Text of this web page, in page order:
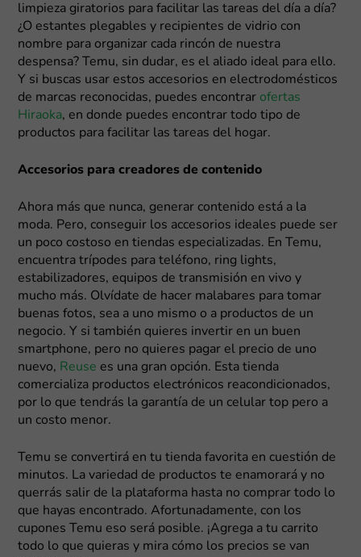
limpieza giratorios para facilitar las tareas del día a día?
¿O estantes plegables y recipientes de vidrio con
nombre para organizar cada rincón de nuestra
despensa? Temu, sin dudar, es el aliado ideal para ello.
Y si buscas usar estos accesorios en electrodomésticos
de marcas reconocidas, puedes encontrar ofertas
Hiraoka, en donde puedes encontrar todo tipo de
productos para facilitar las tareas del hogar.
Accesorios para creadores de contenido
Ahora más que nunca, generar contenido está a la
moda. Pero, conseguir los accesorios ideales puede ser
un poco costoso en tiendas especializadas. En Temu,
encuentra trípodes para teléfono, ring lights,
estabilizadores, equipos de transmisión en vivo y
mucho más. Olvídate de hacer malabares para tomar
buenas fotos, sea a uno mismo o a productos de un
negocio. Y si también quieres invertir en un buen
smartphone, pero no quieres pagar el precio de uno
nuevo, Reuse es una gran opción. Esta tienda
comercializa productos electrónicos reacondicionados,
por lo que tendrás la garantía de un celular top pero a
un costo menor.
Temu se convertirá en tu tienda favorita en cuestión de
minutos. La variedad de productos te enamorará y no
querrás salir de la plataforma hasta no comprar todo lo
que hayas encontrado. Afortunadamente, con los
cupones Temu eso será posible. ¡Agrega a tu carrito
todo lo que quieras y mira cómo los precios se van